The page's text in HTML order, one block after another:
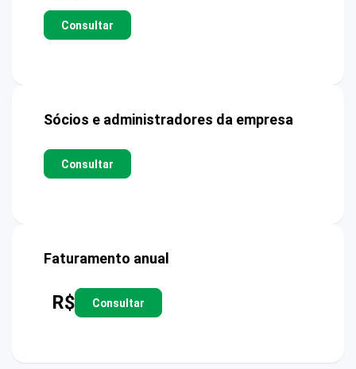
Consultar
Sócios e administradores da empresa
Consultar
Faturamento anual
R$ Consultar